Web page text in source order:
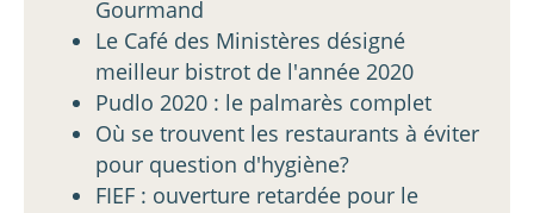
Gourmand
Le Café des Ministères désigné
meilleur bistrot de l'année 2020
Pudlo 2020 : le palmarès complet
Où se trouvent les restaurants à éviter
pour question d'hygiène?
FIEF : ouverture retardée pour le